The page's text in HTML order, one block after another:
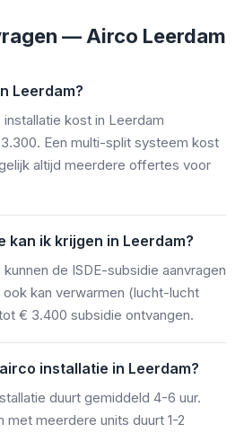
— Airco Leerdam
Leerdam?
kost in Leerdam
Een multi-split systeem kost
altijd meerdere offertes voor
kan ik krijgen in Leerdam?
de ISDE-subsidie aanvragen
kan verwarmen (lucht-lucht
€ 3.400 subsidie ontvangen.
installatie in Leerdam?
duurt gemiddeld 4-6 uur.
met meerdere units duurt 1-2